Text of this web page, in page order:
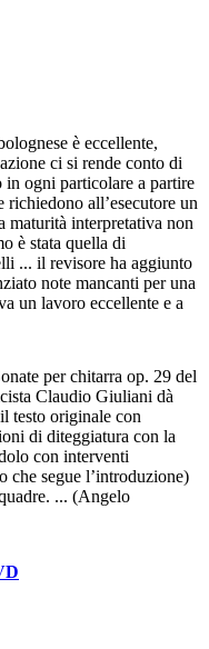
è eccellente,
ci si rende conto di
ogni particolare a partire
all’esecutore un
maturità interpretativa non
è stata quella di
... il revisore ha aggiunto
note mancanti per una
un lavoro eccellente e a
per chitarra op. 29 del
Claudio Giuliani dà
testo originale con
di diteggiatura con la
con interventi
che segue l’introduzione)
... (Angelo